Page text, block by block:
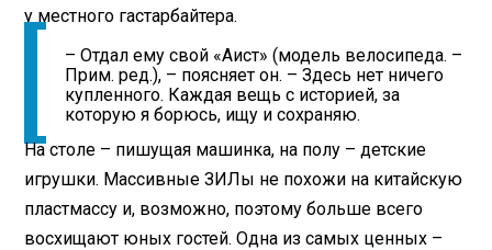
у местного гастарбайтера.
– Отдал ему свой «Аист» (модель велосипеда. –
Прим. ред.), – поясняет он. – Здесь нет ничего
купленного. Каждая вещь с историей, за
которую я борюсь, ищу и сохраняю.
На столе – пишущая машинка, на полу – детские
игрушки. Массивные ЗИЛы не похожи на китайскую
пластмассу и, возможно, поэтому больше всего
восхищают юных гостей. Одна из самых ценных –